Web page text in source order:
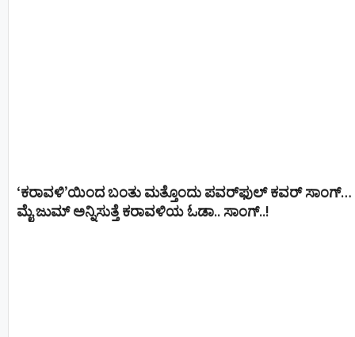
‘ಕರಾವಳಿ’ಯಿಂದ ಬಂತು ಮತ್ತೊಂದು ಪವರ್‌ಫುಲ್ ಕವರ್ ಸಾಂಗ್…
ಮೈ ಜುಮ್ ಅನ್ನಿಸುತ್ತೆ ಕರಾವಳಿಯ ಓಡಾ.. ಸಾಂಗ್‌..!